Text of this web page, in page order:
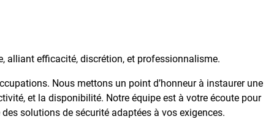
alliant efficacité, discrétion, et professionnalisme.
Nous mettons un point d’honneur à instaurer une
et la disponibilité. Notre équipe est à votre écoute pour
solutions de sécurité adaptées à vos exigences.